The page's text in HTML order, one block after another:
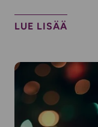
LUE LISÄÄ